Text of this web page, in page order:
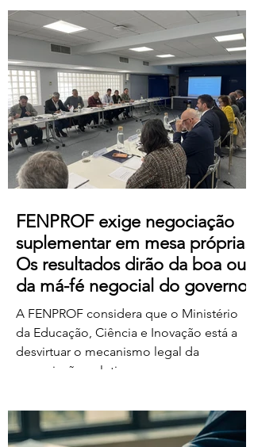
17 horas. No dia seguinte, a FENPROF
realiza o habitual plenário online de
esclarecimento aos professores e
educadores. Para aceder ao plenário,
basta clicar no link a partir das 17 horas de
sexta-feira, dia 7 de agosto:
https://us06web.zoom.us/j/85736793433
FENPROF exige negociação
suplementar em mesa própria.
Os resultados dirão da boa ou
da má-fé negocial do governo
A FENPROF considera que o Ministério
da Educação, Ciência e Inovação está a
desvirtuar o mecanismo legal da
negociação coletiva ao convocar uma
organizações sindicais,
independentemente de terem requerido